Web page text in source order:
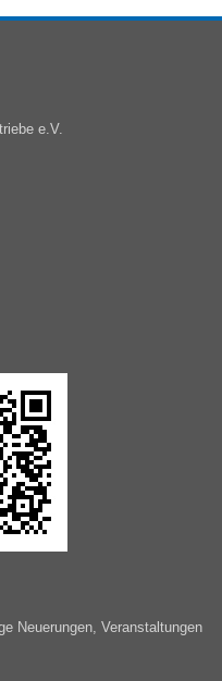
e.V.
Neuerungen, Veranstaltungen